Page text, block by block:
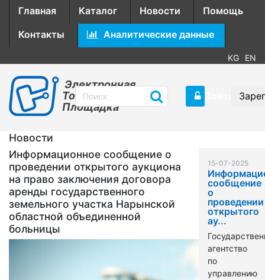
Главная Каталог Новости
Помощь
Контакты
Аналитические данные
KG EN
Электронная
Торговая
Площадка
Новости
Информационное сообщение о
проведении открытого аукциона
на право заключения договора
аренды государственного
земельного участка Нарынской
областной объединенной
больницы
15-07-2025
сообщение
о
проведении
открытого
ау...
агентство
по
управлению